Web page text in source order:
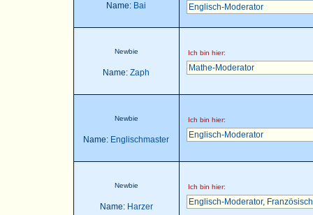
Name: Bai Englisch-Moderator
Newbie
Name: Zaph
Ich bin hier:
Mathe-Moderator
Newbie
Name: Englischmaster
Ich bin hier:
Englisch-Moderator
Newbie
Name: Harzer
Ich bin hier:
Englisch-Moderator,